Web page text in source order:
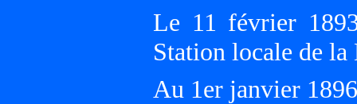
Le 11 février
Station locale de
Au 1er janvier